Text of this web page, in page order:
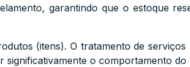
garantindo que o estoque
(itens). O tratamento de
significativamente o comportamento do